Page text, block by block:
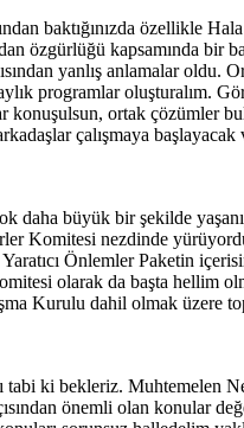
baktığınızda özellikle
özgürlüğü kapsamında bir
yanlış anlamalar oldu.
programlar oluşturalım.
konuşulsun, ortak çözümler
çalışmaya başlayacak
daha büyük bir şekilde
Komitesi nezdinde
Önlemler Paketin
olarak da başta hellim
Kurulu dahil olmak üzere
tabi ki bekleriz. Muhtemelen
önemli olan konular